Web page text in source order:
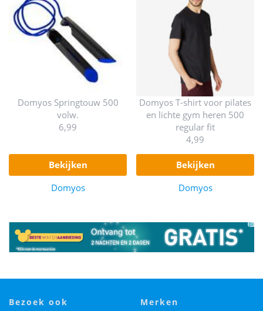
Domyos Springtouw 500
volw.
6,99
bekijken
Domyos
Domyos T-shirt voor pilates
en lichte gym heren 500
regular fit
4,99
bekijken
Domyos
bezoek ook merken